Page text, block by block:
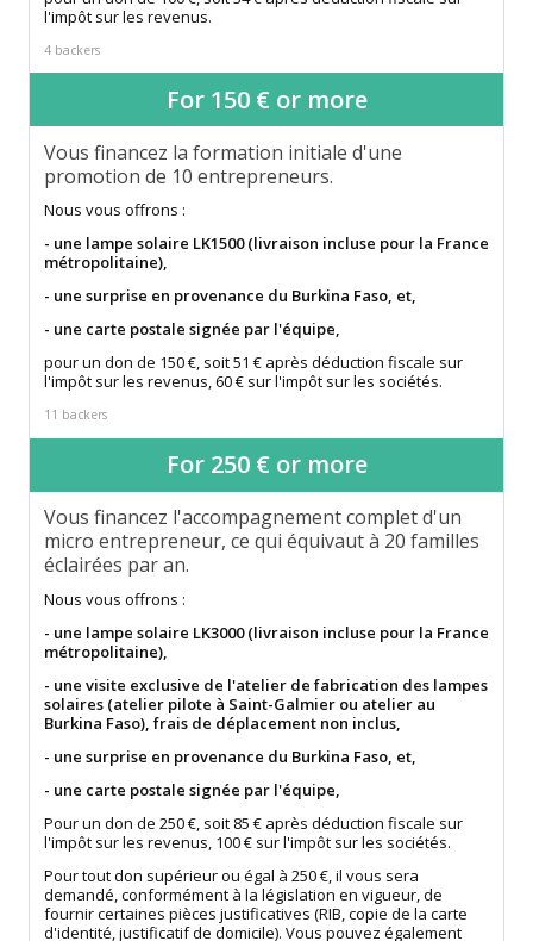
l'impôt sur les revenus.
4 backers
For 150 € or more
Vous financez la formation initiale d'une
promotion de 10 entrepreneurs.
Nous vous offrons :
- une lampe solaire LK1500 (livraison incluse pour la France
métropolitaine),
- une surprise en provenance du Burkina Faso, et,
- une carte postale signée par l'équipe,
pour un don de 150 €, soit 51 € après déduction fiscale sur
l'impôt sur les revenus, 60 € sur l'impôt sur les sociétés.
11 backers
For 250 € or more
Vous financez l'accompagnement complet d'un
micro entrepreneur, ce qui équivaut à 20 familles
éclairées par an.
Nous vous offrons :
- une lampe solaire LK3000 (livraison incluse pour la France
métropolitaine),
- une visite exclusive de l'atelier de fabrication des lampes
solaires (atelier pilote à Saint-Galmier ou atelier au
Burkina Faso), frais de déplacement non inclus,
- une surprise en provenance du Burkina Faso, et,
- une carte postale signée par l'équipe,
Pour un don de 250 €, soit 85 € après déduction fiscale sur
l'impôt sur les revenus, 100 € sur l'impôt sur les sociétés.
Pour tout don supérieur ou égal à 250 €, il vous sera
demandé, conformément à la législation en vigueur, de
fournir certaines pièces justificatives (RIB, copie de la carte
d'identité, justificatif de domicile). Vous pouvez également